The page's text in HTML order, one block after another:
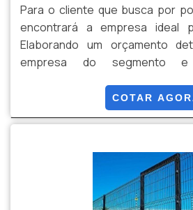
Para o cliente que busca por
encontrará a empresa ideal
Elaborando um orçamento
empresa do segmento
UM POUCO MAIS SOBRE
Quem quer achar portão
especializada em alambrado
revestido em PVC, oferecendo o
mercado para cada cliente.
autoportante, na essência da
COTAR